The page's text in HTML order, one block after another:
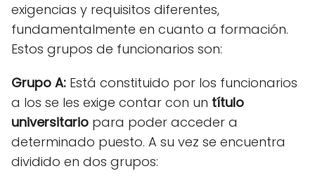
exigencias y requisitos diferentes,
fundamentalmente en cuanto a formación.
Estos grupos de funcionarios son:
Grupo A: Está constituido por los funcionarios
a los se les exige contar con un título
universitario para poder acceder a
determinado puesto. A su vez se encuentra
dividido en dos grupos: